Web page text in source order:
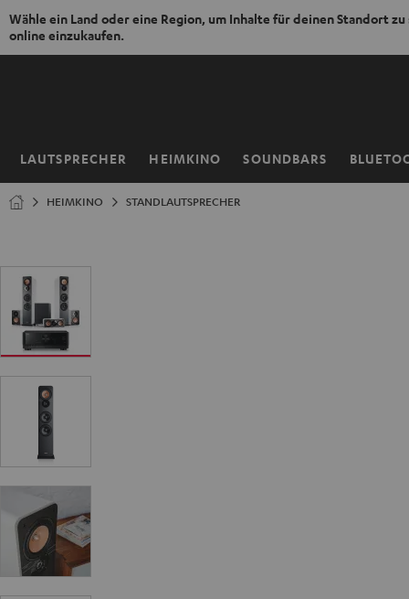
Wähle ein Land oder eine Region, um Inhalte für deinen Standort zu
online einzukaufen.
ZUM
LAUTSPRECHER HEIMKINO SOUNDBARS
Startseite
HEIMKINO STANDLAUTSPRECHER